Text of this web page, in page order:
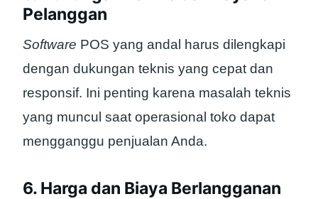
Pelanggan
Software POS yang andal harus dilengkapi
dengan dukungan teknis yang cepat dan
responsif. Ini penting karena masalah teknis
yang muncul saat operasional toko dapat
mengganggu penjualan Anda.
6. Harga dan Biaya Berlangganan